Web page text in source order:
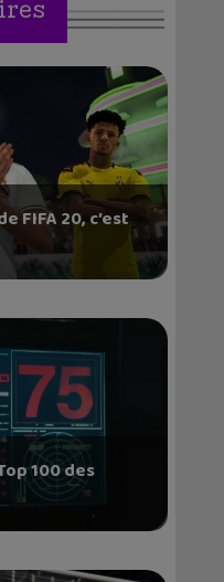
FIFA 20, c’est
100 des